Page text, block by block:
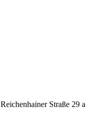
Reichenhainer Straße 29 a